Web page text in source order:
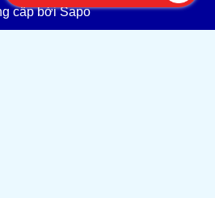
cấp bởiSapo